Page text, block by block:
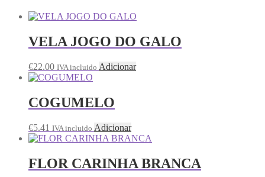
VELA JOGO DO GALO
€22.00 IVA incluido Adicionar
COGUMELO
€5.41 IVA incluido Adicionar
FLOR CARINHA BRANCA